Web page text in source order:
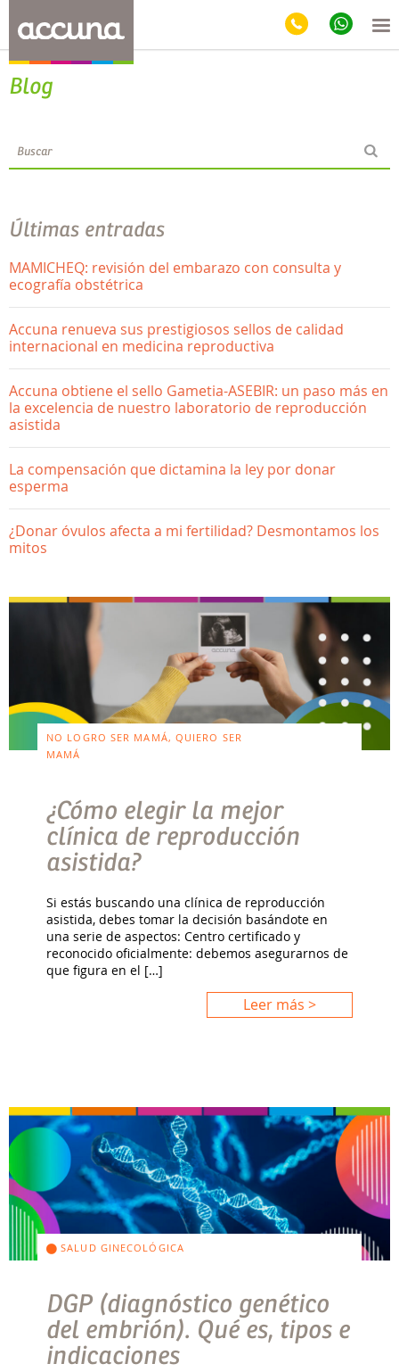
Blog
Últimas entradas
MAMICHEQ: revisión del embarazo con consulta y
ecografía obstétrica
Accuna renueva sus prestigiosos sellos de calidad
internacional en medicina reproductiva
Accuna obtiene el sello Gametia-ASEBIR: un paso más en
la excelencia de nuestro laboratorio de reproducción
asistida
La compensación que dictamina la ley por donar
esperma
¿Donar óvulos afecta a mi fertilidad? Desmontamos los
mitos
NO LOGRO SER MAMÁ, QUIERO SER
MAMÁ
¿Cómo elegir la mejor
clínica de reproducción
asistida?
Si estás buscando una clínica de reproducción
asistida, debes tomar la decisión basándote en
una serie de aspectos: Centro certificado y
reconocido oficialmente: debemos asegurarnos de
que figura en el […]
Leer más >
SALUD GINECOLÓGICA
DGP (diagnóstico genético
del embrión). Qué es, tipos e
indicaciones